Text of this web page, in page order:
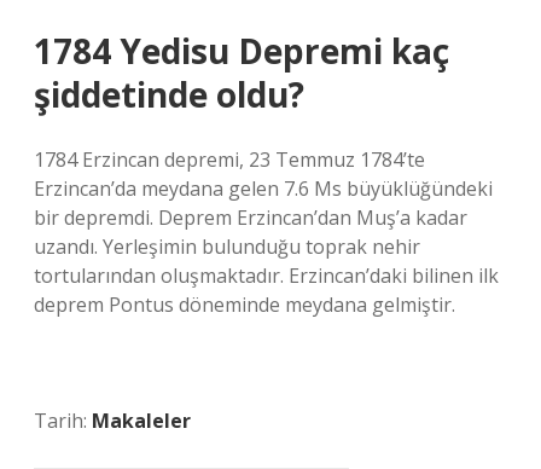
1784 Yedisu Depremi kaç
şiddetinde oldu?
1784 Erzincan depremi, 23 Temmuz 1784’te
Erzincan’da meydana gelen 7.6 Ms büyüklüğündeki
bir depremdi. Deprem Erzincan’dan Muş’a kadar
uzandı. Yerleşimin bulunduğu toprak nehir
tortularından oluşmaktadır. Erzincan’daki bilinen ilk
deprem Pontus döneminde meydana gelmiştir.
Tarih: Makaleler